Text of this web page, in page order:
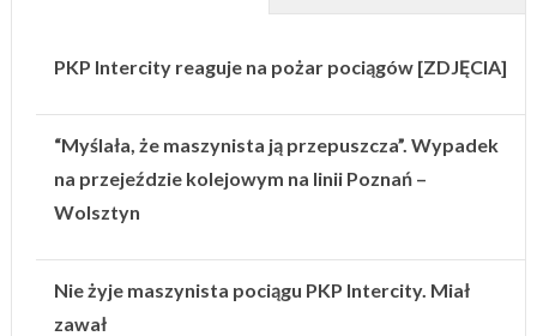
PKP Intercity reaguje na pożar pociągów [ZDJĘCIA]
“Myślała, że maszynista ją przepuszcza”. Wypadek
na przejeździe kolejowym na linii Poznań –
Wolsztyn
Nie żyje maszynista pociągu PKP Intercity. Miał
zawał